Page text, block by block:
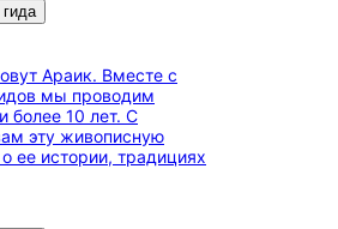
Араик. Вместе с
мы проводим
более 10 лет. С
эту живописную
ее истории, традициях